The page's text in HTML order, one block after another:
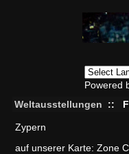
Powered
Weltausstellungen
::
Zypern
auf unserer Karte: Zone